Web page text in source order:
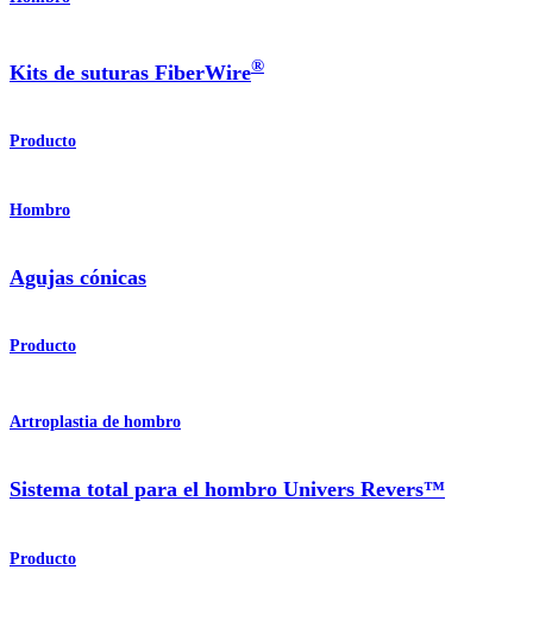
Kits de suturas FiberWire®
Producto
Hombro
Agujas cónicas
Producto
Artroplastia de hombro
Sistema total para el hombro Univers Revers™
Producto